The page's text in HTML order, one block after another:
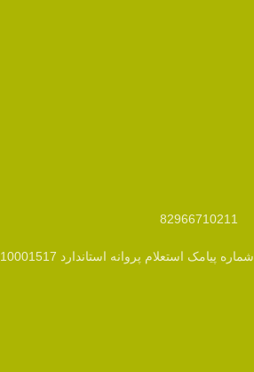
82966710211
شماره پیامک استعلام پروانه استاندارد 10001517